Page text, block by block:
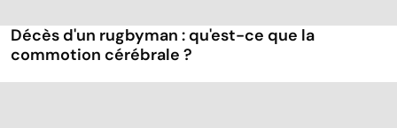
Décès d'un rugbyman : qu'est-ce que la
commotion cérébrale ?